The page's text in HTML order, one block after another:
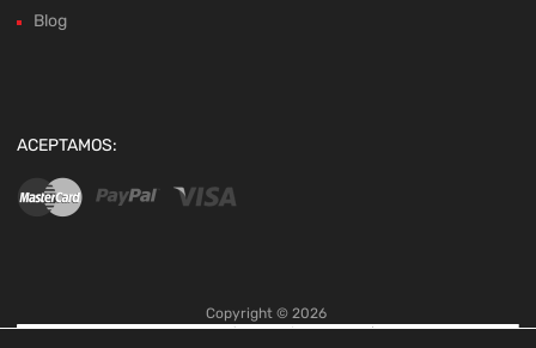
Blog
ACEPTAMOS:
Copyright © 2026